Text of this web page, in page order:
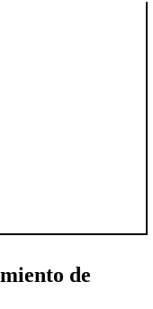
de